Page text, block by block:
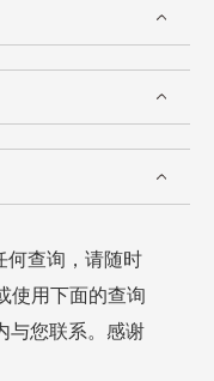
何查询，请随时
使用下面的查询
与您联系。感谢